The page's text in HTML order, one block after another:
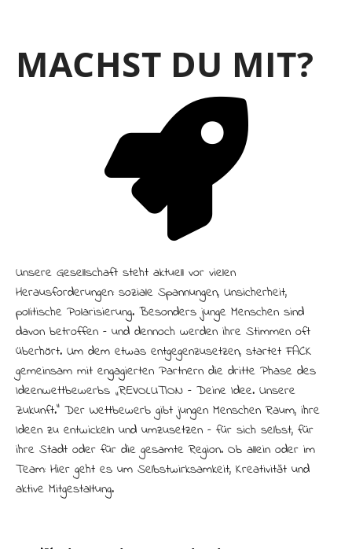
MACHST DU MIT?
Unsere Gesellschaft steht aktuell vor vielen
Herausforderungen: soziale Spannungen, Unsicherheit,
politische Polarisierung. Besonders junge Menschen sind
davon betroffen – und dennoch werden ihre Stimmen oft
überhört. Um dem etwas entgegenzusetzen, startet FACK
gemeinsam mit engagierten Partnern die dritte Phase des
Ideenwettbewerbs „R:EVOLUTION – Deine Idee. Unsere
Zukunft.“ Der Wettbewerb gibt jungen Menschen Raum, ihre
Ideen zu entwickeln und umzusetzen – für sich selbst, für
ihre Stadt oder für die gesamte Region. Ob allein oder im
Team: Hier geht es um Selbstwirksamkeit, Kreativität und
aktive Mitgestaltung.